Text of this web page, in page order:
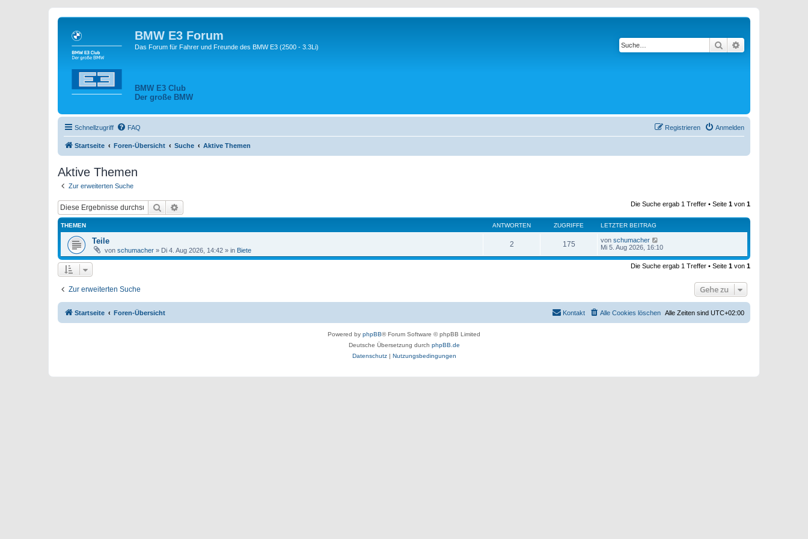
BMW E3 Forum
Das Forum für Fahrer und Freunde des BMW E3 (2500 - 3.3Li)
BMW E3 Club
Der große BMW
Suche
Schnellzugriff FAQ Anmelden
Registrieren
Startseite Foren-Übersicht Suche Aktive Themen
Aktive Themen
Zur erweiterten Suche
Suche Die Suche ergab 1 Treffer • Seite 1 von 1
THEMEN ANTWORTEN ZUGRIFFE LETZTER BEITRAG
Teile
von schumacher » Di 4. Aug 2026, 14:42 » in Biete
2 175 von schumacher
Mi 5. Aug 2026, 16:10
Die Suche ergab 1 Treffer • Seite 1 von 1
Zur erweiterten Suche Gehe zu
Startseite Foren-Übersicht Alle Zeiten sind UTC+02:00
Alle Cookies löschen
Kontakt
Powered by phpBB® Forum Software © phpBB Limited
Deutsche Übersetzung durch phpBB.de
Datenschutz| Nutzungsbedingungen